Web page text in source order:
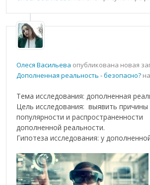
Олеся Васильева опубликована новая
Дополненная реальность - безопасно?
Тема исследования: дополненная
Цель исследования: выявить
популярности и распространенности
дополненной реальности.
Гипотеза исследования: у